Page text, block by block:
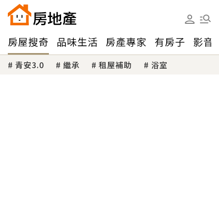
房屋搜奇 品味生活 房產專家 有房子 影音
青安3.0 繼承 租屋補助 浴室